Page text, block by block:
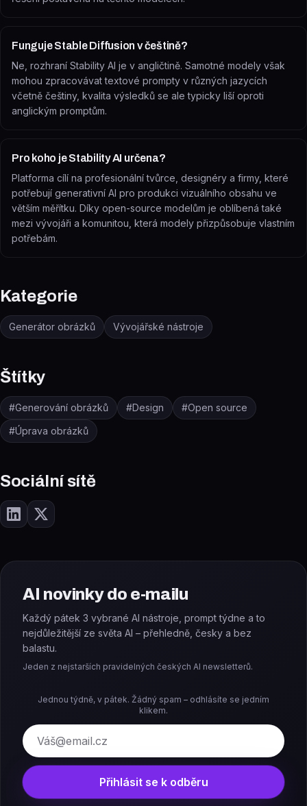
Funguje Stable Diffusion v češtině?
Ne, rozhraní Stability AI je v angličtině. Samotné modely však
mohou zpracovávat textové prompty v různých jazycích
včetně češtiny, kvalita výsledků se ale typicky liší oproti
anglickým promptům.
Pro koho je Stability AI určena?
Platforma cílí na profesionální tvůrce, designéry a firmy, které
potřebují generativní AI pro produkci vizuálního obsahu ve
větším měřítku. Díky open-source modelům je oblíbená také
mezi vývojáři a komunitou, která modely přizpůsobuje vlastním
potřebám.
Kategorie
Generátor obrázků Vývojářské nástroje
Štítky
#Generování obrázků #Design #Open source
#Úprava obrázků
Sociální sítě
AI novinky do e-mailu
Každý pátek 3 vybrané AI nástroje, prompt týdne a to
nejdůležitější ze světa AI – přehledně, česky a bez
balastu.
Jeden z nejstarších pravidelných českých AI newsletterů.
Jednou týdně, v pátek. Žádný spam – odhlásíte se jedním
klikem.
E-mail
Přihlásit se k odběru